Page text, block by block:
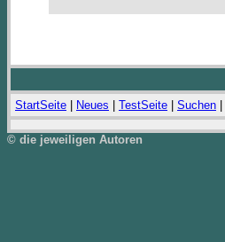
StartSeite Neues TestSeite Suchen
© die jeweiligen Autoren